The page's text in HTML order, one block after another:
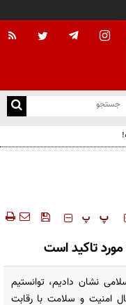
‍‍‍ پ پ
تاکید است
نشان دادیم، توانستیم
را در ۴۰ روز در کمال امنیت و سلامت با رقابت